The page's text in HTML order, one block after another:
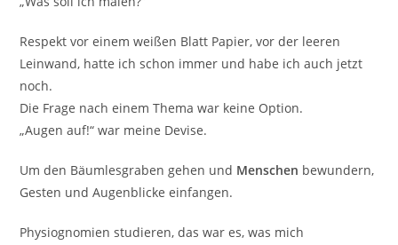
Respekt vor einem weißen Blatt Papier, vor der leeren
Leinwand, hatte ich schon immer und habe ich auch jetzt
noch.
Die Frage nach einem Thema war keine Option.
„Augen auf!“ war meine Devise.
Um den Bäumlesgraben gehen und Menschen bewundern,
Gesten und Augenblicke einfangen.
Physiognomien studieren, das war es, was mich